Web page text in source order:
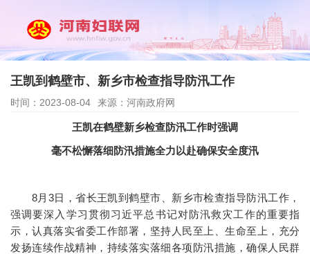
王凯到鹤壁市、新乡市检查指导防汛工作
时间：2023-08-04 来源：河南政府网
王凯在鹤壁新乡检查防汛工作时强调
毫不松懈落细防汛措施全力以赴确保安全度汛
8月3日，省长王凯到鹤壁市、新乡市检查指导防汛工作，
强调要深入学习贯彻习近平总书记对防汛救灾工作的重要指
示，认真落实省委工作部署，坚持人民至上、生命至上，充分
发扬连续作战精神，持续落实落细各项防汛措施，确保人民群